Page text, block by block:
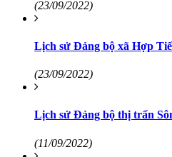
(23/09/2022)
Lịch sử Đảng bộ xã Hợp
(23/09/2022)
Lịch sử Đảng bộ thị trấn
(11/09/2022)